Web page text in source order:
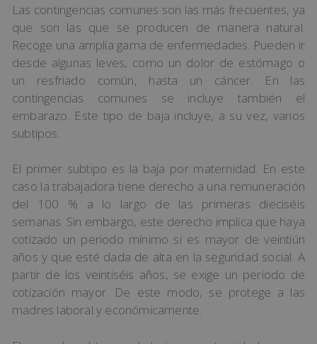
Las contingencias comunes son las más frecuentes, ya
que son las que se producen de manera natural.
Recoge una amplia gama de enfermedades. Pueden ir
desde algunas leves, como un dolor de estómago o
un resfriado común, hasta un cáncer. En las
contingencias comunes se incluye también el
embarazo. Este tipo de baja incluye, a su vez, varios
subtipos.
El primer subtipo es la baja por maternidad. En este
caso la trabajadora tiene derecho a una remuneración
del 100 % a lo largo de las primeras dieciséis
semanas. Sin embargo, este derecho implica que haya
cotizado un periodo mínimo si es mayor de veintiún
años y que esté dada de alta en la seguridad social. A
partir de los veintiséis años, se exige un periodo de
cotización mayor. De este modo, se protege a las
madres laboral y económicamente.